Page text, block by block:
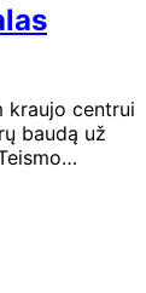
kraujo centrui
baudą už